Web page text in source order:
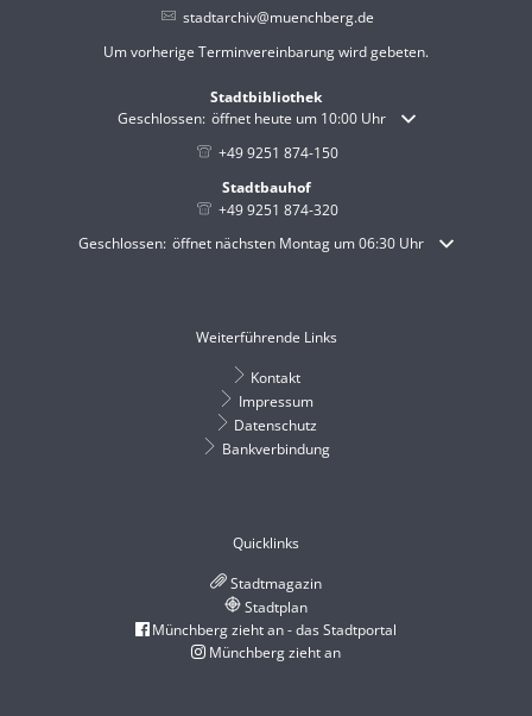
stadtarchiv@muenchberg.de
Um vorherige Terminvereinbarung wird gebeten.
Stadtbibliothek
Klicken, um weitere Öffnungs- oder Schließzeiten
Geschlossen: öffnet heute um 10:00 Uhr
+49 9251 874-150
Stadtbauhof
+49 9251 874-320
Klicken, um weitere Öffnungs- oder Schließzeiten auszublenden
Geschlossen: öffnet nächsten Montag um 06:30 Uhr
Weiterführende Links
Kontakt
Impressum
Datenschutz
Bankverbindung
Quicklinks
Stadtmagazin
Stadtplan
Münchberg zieht an - das Stadtportal
Münchberg zieht an